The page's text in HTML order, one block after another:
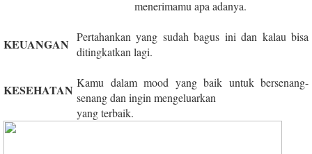
menerimamu apa adanya.
KEUANGAN Pertahankan yang sudah bagus ini dan kalau bisa
ditingkatkan lagi.
KESEHATAN Kamu dalam mood yang baik untuk bersenang-
senang dan ingin mengeluarkan
yang terbaik.